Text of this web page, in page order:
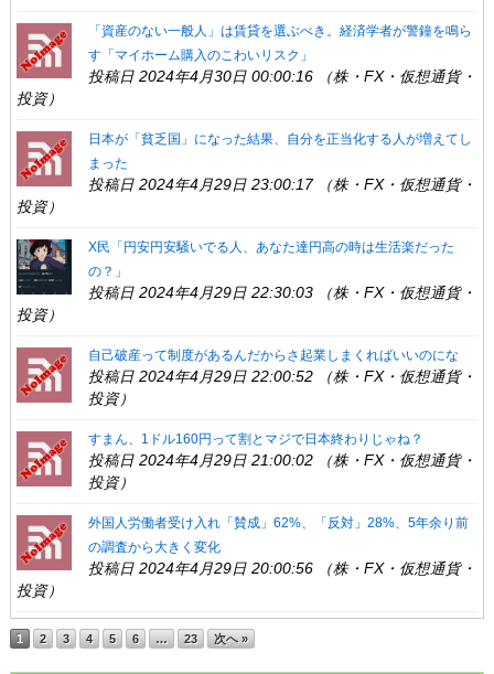
「資産のない一般人」は賃貸を選ぶべき。経済学者が警鐘を鳴ら
す「マイホーム購入のこわいリスク」
投稿日 2024年4月30日 00:00:16 （株・FX・仮想通貨・
投資）
日本が「貧乏国」になった結果、自分を正当化する人が増えてし
まった
投稿日 2024年4月29日 23:00:17 （株・FX・仮想通貨・
投資）
X民「円安円安騒いでる人、あなた達円高の時は生活楽だった
の？」
投稿日 2024年4月29日 22:30:03 （株・FX・仮想通貨・
投資）
自己破産って制度があるんだからさ起業しまくればいいのにな
投稿日 2024年4月29日 22:00:52 （株・FX・仮想通貨・
投資）
すまん、1ドル160円って割とマジで日本終わりじゃね？
投稿日 2024年4月29日 21:00:02 （株・FX・仮想通貨・
投資）
外国人労働者受け入れ「賛成」62%、「反対」28%、5年余り前
の調査から大きく変化
投稿日 2024年4月29日 20:00:56 （株・FX・仮想通貨・
投資）
1 2 3 4 5 6 … 23 次へ »